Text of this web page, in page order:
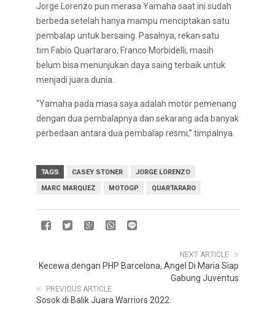
Jorge Lorenzo pun merasa Yamaha saat ini sudah
berbeda setelah hanya mampu menciptakan satu
pembalap untuk bersaing. Pasalnya, rekan satu
tim Fabio Quartararo, Franco Morbidelli, masih
belum bisa menunjukan daya saing terbaik untuk
menjadi juara dunia.
“Yamaha pada masa saya adalah motor pemenang
dengan dua pembalapnya dan sekarang ada banyak
perbedaan antara dua pembalap resmi,” timpalnya.
TAGS CASEY STONER
JORGE LORENZO
MARC MARQUEZ
MOTOGP QUARTARARO
NEXT ARTICLE
Kecewa dengan PHP Barcelona, ​​​​Angel Di Maria Siap
Gabung Juventus
PREVIOUS ARTICLE
Sosok di Balik Juara Warriors 2022